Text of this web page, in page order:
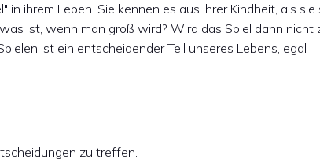
ihrem Leben. Sie kennen es aus ihrer Kindheit, als sie
ist, wenn man groß wird? Wird das Spiel dann nicht
ist ein entscheidender Teil unseres Lebens, egal
zu treffen.